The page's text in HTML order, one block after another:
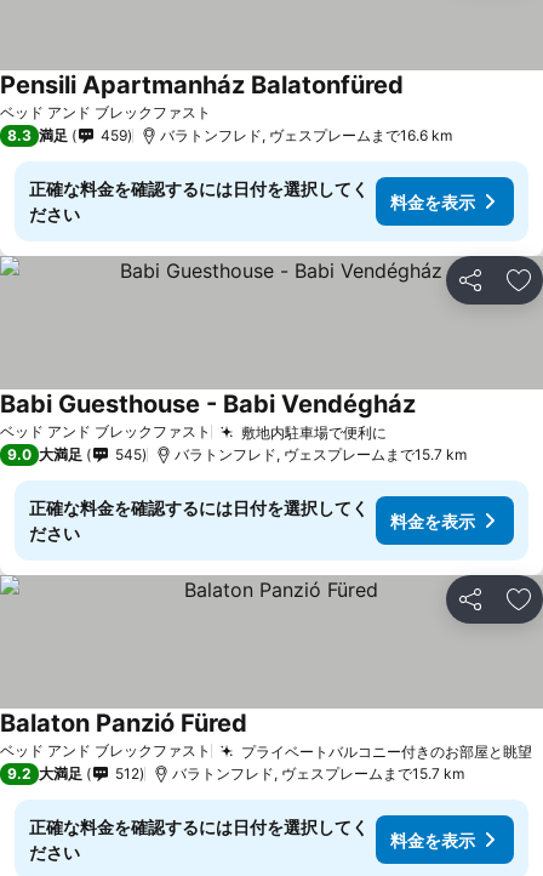
ベッド アンド ブレックファスト
Pensili Apartmanház Balatonfüred
8.3 満足 459 バラトンフレド, ヴェスプレームまで16.6 km
正確な料金を確認するには日付を選択してく
ださい
料金を表示
シェア お
ベッド アンド ブレックファスト 敷地内駐車場で便利に
Babi Guesthouse - Babi Vendégház
9.0 大満足 545 バラトンフレド, ヴェスプレームまで15.7 km
正確な料金を確認するには日付を選択してく
ださい
料金を表示
シェア お
ベッド アンド ブレックファスト プライベートバルコニー付きのお部屋と眺望
Balaton Panzió Füred
9.2 大満足 512 バラトンフレド, ヴェスプレームまで15.7 km
正確な料金を確認するには日付を選択してく
ださい
料金を表示